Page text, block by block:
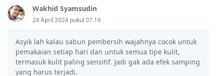
Wakhid Syamsudin
24 April 2024 pukul 07.19
Asyik lah kalau sabun pembersih wajahnya cocok untuk
pemakaian setiap hari dan untuk semua tipe kulit,
termasuk kulit paling sensitif. Jadi gak ada efek samping
yang harus terjadi.